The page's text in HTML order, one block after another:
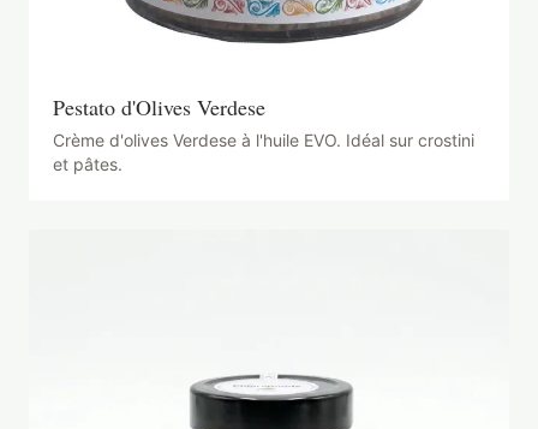
Pestato d'Olives Verdese
Crème d'olives Verdese à l'huile EVO. Idéal sur crostini
et pâtes.